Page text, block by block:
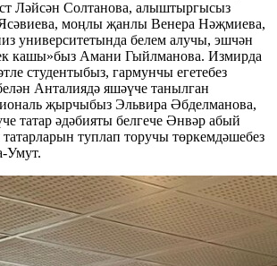
Ләйсән Солтанова, алыштыргысыз
моңлы җанлы Венера Нәҗмиева,
университетында белем алучы, эшчән
кашы»быз Амани Гыйлманова. Измирда
студентыбыз, гармунчы егетебез
Анталиядә яшәүче танылган
җырчыбыз Эльвира Әбделманова,
татар әдәбияты белгече Әнвәр абый
туплап торучы төркемдәшебез
Умут.